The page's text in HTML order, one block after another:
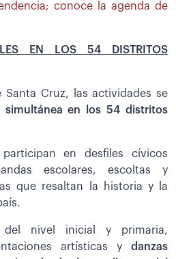
conoce la agenda de
EN LOS 54 DISTRITOS
Santa Cruz, las actividades se
simultánea en los 54 distritos
en desfiles cívicos
escolares, escoltas y
que resaltan la historia y la
del nivel inicial y primaria,
artísticas y danzas